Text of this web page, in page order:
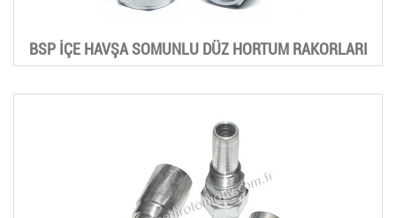
BSP İÇE HAVŞA SOMUNLU DÜZ HORTUM RAKORLARI